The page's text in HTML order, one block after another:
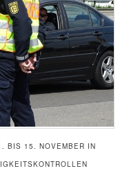
BIS 15. NOVEMBER IN
D